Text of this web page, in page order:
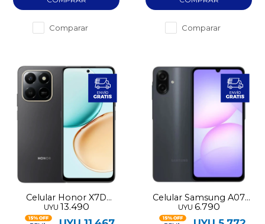
Comparar Comparar
Celular Honor X7D
256GB LTE
UYU 13.490
Celular Samsung A07
64GB
UYU 6.790